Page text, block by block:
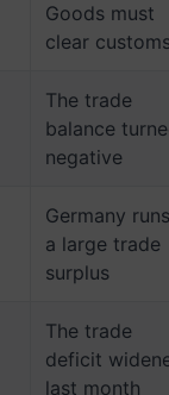
Goods must
clear
The trade
balance
negative
Germany runs
a large trade
surplus
The trade
deficit
last month